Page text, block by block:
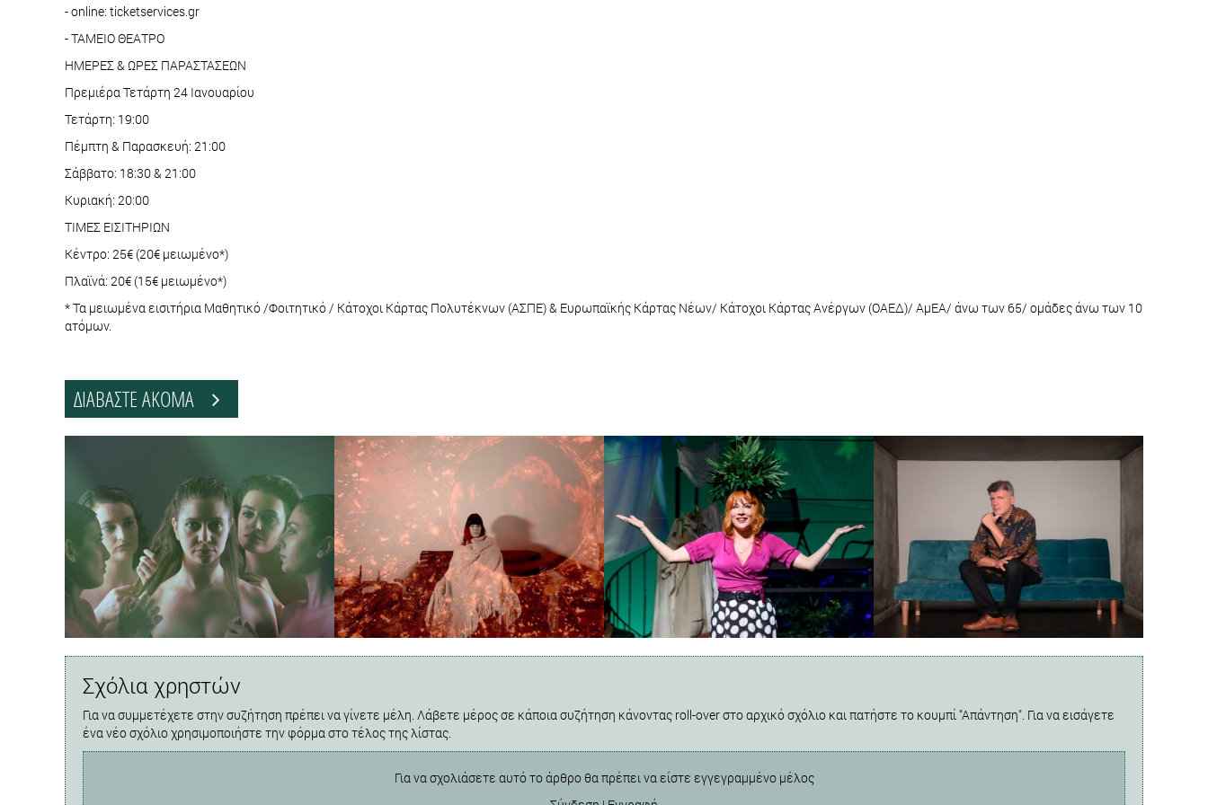
- online: ticketservices.gr
- ΤΑΜΕΙΟ ΘΕΑΤΡΟ
ΗΜΕΡΕΣ & ΩΡΕΣ ΠΑΡΑΣΤΑΣΕΩΝ
Πρεμιέρα Τετάρτη 24 Ιανουαρίου
Τετάρτη: 19:00
Πέμπτη & Παρασκευή: 21:00
Σάββατο: 18:30 & 21:00
Κυριακή: 20:00
ΤΙΜΕΣ ΕΙΣΙΤΗΡΙΩΝ
Κέντρο: 25€ (20€ μειωμένο*)
Πλαϊνά: 20€ (15€ μειωμένο*)
* Τα μειωμένα εισιτήρια Μαθητικό /Φοιτητικό / Κάτοχοι Κάρτας Πολυτέκνων (ΑΣΠΕ) & Ευρωπαϊκής Κάρτας Νέων/ Κάτοχοι Κάρτας Ανέργων (ΟΑΕΔ)/ ΑμΕΑ/ άνω των 65/ ομάδες άνω των 10
ατόμων.
ΔΙΑΒΑΣΤΕ ΑΚΟΜΑ
Σχόλια χρηστών
Για να συμμετέχετε στην συζήτηση πρέπει να γίνετε μέλη. Λάβετε μέρος σε κάποια συζήτηση κάνοντας roll-over στο αρχικό σχόλιο και πατήστε το κουμπί "Απάντηση". Για να εισάγετε
ένα νέο σχόλιο χρησιμοποιήστε την φόρμα στο τέλος της λίστας.
Για να σχολιάσετε αυτό το άρθρο θα πρέπει να είστε εγγεγραμμένο μέλος